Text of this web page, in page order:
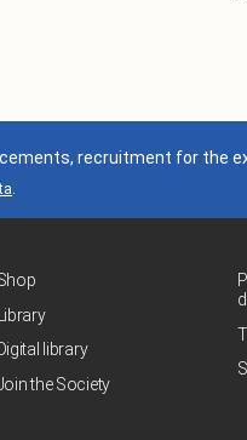
recruitment for the
.
Digital library
the Society